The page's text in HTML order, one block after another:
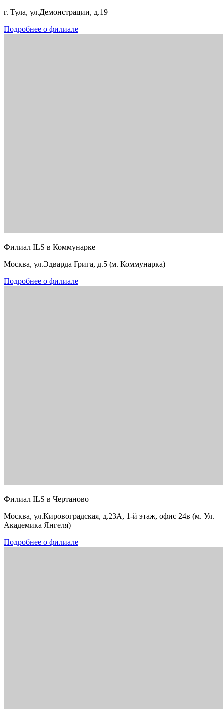
г. Тула, ул.Демонстрации, д.19
Подробнее о филиале
Филиал ILS в Коммунарке
Москва, ул.Эдварда Грига, д.5 (м. Коммунарка)
Подробнее о филиале
Филиал ILS в Чертаново
Москва, ул.Кировоградская, д.23А, 1-й этаж, офис 24в (м. Ул.
Академика Янгеля)
Подробнее о филиале